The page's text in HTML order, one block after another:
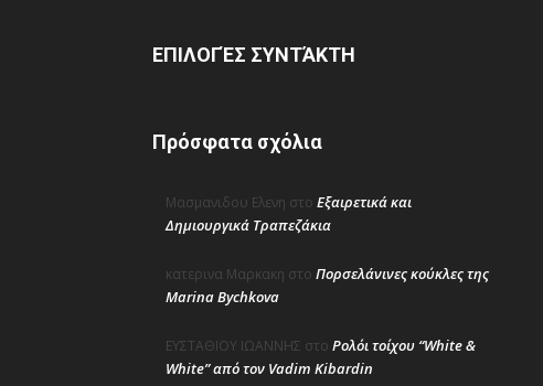
ΕΠΙΛΟΓΈΣ ΣΥΝΤΆΚΤΗ
Πρόσφατα σχόλια
Μασμανιδου Ελενη στο Εξαιρετικά και
Δημιουργικά Τραπεζάκια
κατερινα Μαρκακη στο Πορσελάνινες κούκλες της
Marina Bychkova
ΕΥΣΤΑΘΙΟΥ ΙΩΑΝΝΗΣ στο Ρολόι τοίχου “White &
White” από τον Vadim Kibardin